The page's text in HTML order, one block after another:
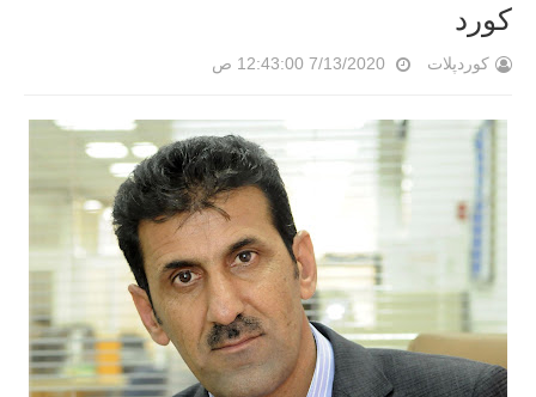
كورد
کوردپلات 7/13/2020 12:43:00 ص